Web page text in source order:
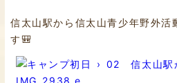
信太山駅から信太山青少年野外活
す🎒